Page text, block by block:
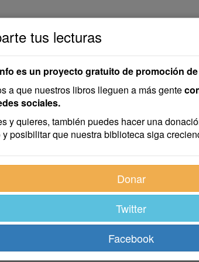
tus lecturas
es un proyecto gratuito de promoción
a que nuestros libros lleguen a más gente
sociales.
y quieres, también puedes hacer una
y posibilitar que nuestra biblioteca siga
Donar
Twitter
Facebook